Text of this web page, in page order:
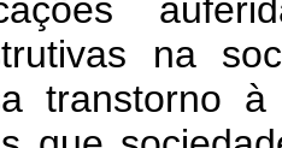
na
transtorno